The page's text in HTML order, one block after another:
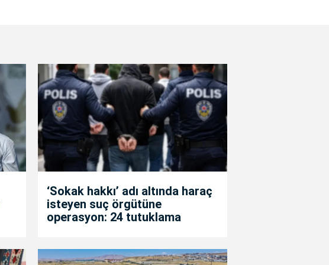
‘Sokak hakkı’ adı altında haraç
isteyen suç örgütüne
operasyon: 24 tutuklama